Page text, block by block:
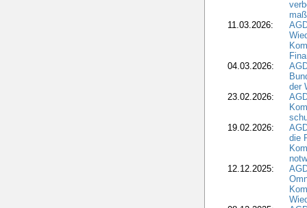
11.03.2026:
04.03.2026:
der
23.02.2026:
19.02.2026:
die
12.12.2025: